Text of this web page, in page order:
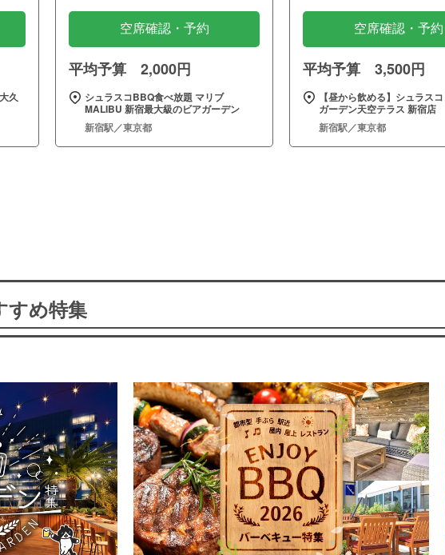
久
空席確認・予約
平均予算 2,000円
シュラスコBBQ食べ放題 マリブ
MALIBU 新宿最大級のビアガーデン
新宿駅／東京都
空席確認・予約
平均予算 3,500円
【昼から飲める】シュラス
ガーデン天空テラス 新宿店
新宿駅／東京都
すめ特集